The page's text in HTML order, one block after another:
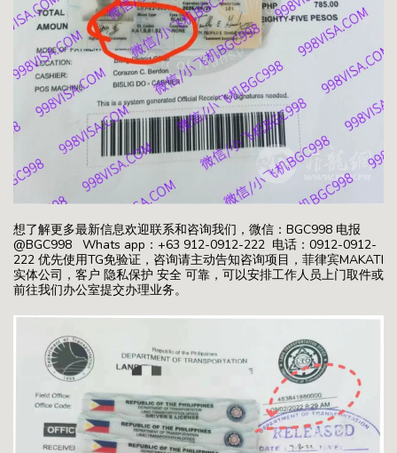
想了解更多最新信息欢迎联系和咨询我们，微信：BGC998 电报
@BGC998 Whats app：+63 912-0912-222 电话：0912-0912-
222 优先使用TG免验证，咨询请主动告知咨询项目，菲律宾MAKATI
实体公司，客户 隐私保护 安全 可靠，可以安排工作人员上门取件或
前往我们办公室提交办理业务。